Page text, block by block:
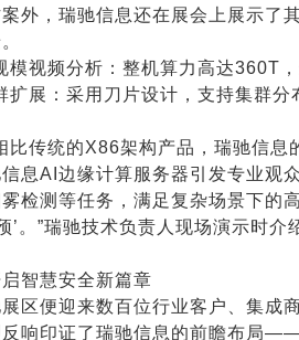
外，瑞驰信息还在展会上展示了
模视频分析：整机算力高达360T
扩展：采用刀片设计，支持集群
比传统的X86架构产品，瑞驰信息
息AI边缘计算服务器引发专业观
检测等任务，满足复杂场景下的
’。”瑞驰技术负责人现场演示时介
智慧安全新篇章
区便迎来数百位行业客户、集成
响印证了瑞驰信息的前瞻布局